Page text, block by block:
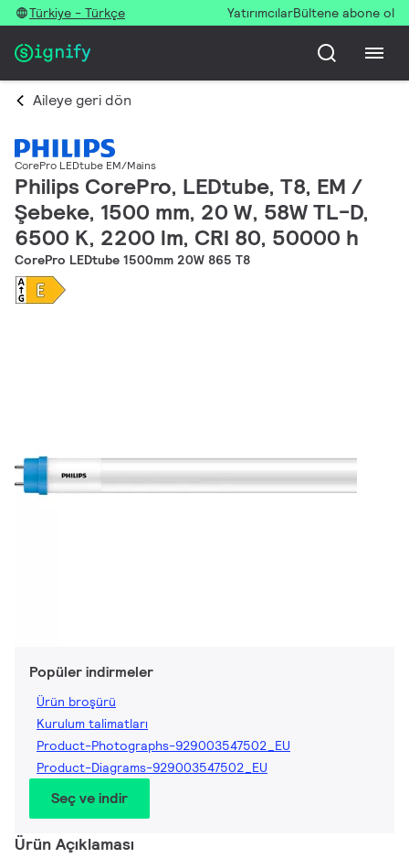
Türkiye - Türkçe YatırımcılarBültene abone ol
Aileye geri dön
CorePro LEDtube EM/Mains
Philips CorePro, LEDtube, T8, EM /
Şebeke, 1500 mm, 20 W, 58W TL-D,
6500 K, 2200 lm, CRI 80, 50000 h
CorePro LEDtube 1500mm 20W 865 T8
Popüler indirmeler
Ürün broşürü
Kurulum talimatları
Product-Photographs-929003547502_EU
Product-Diagrams-929003547502_EU
Seç ve indir
Ürün Açıklaması